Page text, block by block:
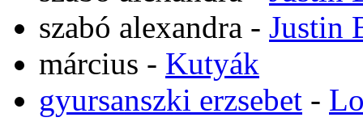
szabó alexandra - Justin
március - Kutyák
gyursanszki erzsebet -